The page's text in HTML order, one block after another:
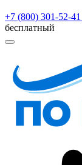
+7 (800) 301-52-41
бесплатный